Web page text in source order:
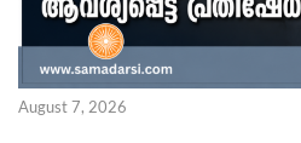
August 7, 2026